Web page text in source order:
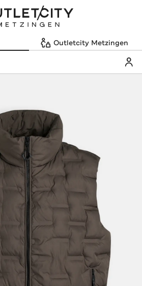
Outletcity Metzingen